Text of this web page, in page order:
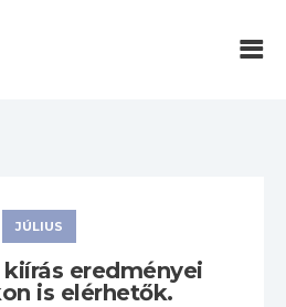
JÚLIUS
eredményei
is elérhetők.